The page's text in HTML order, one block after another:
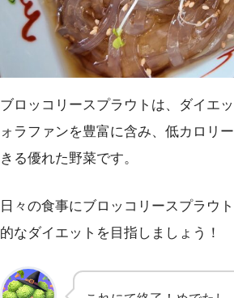
ブロッコリースプラウトは、ダイエ
ォラファンを豊富に含み、低カロリ
きる優れた野菜です。
日々の食事にブロッコリースプラウ
的なダイエットを目指しましょう！